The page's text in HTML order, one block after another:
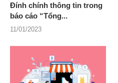
Đính chính thông tin trong
báo cáo “Tổng...
11/01/2023